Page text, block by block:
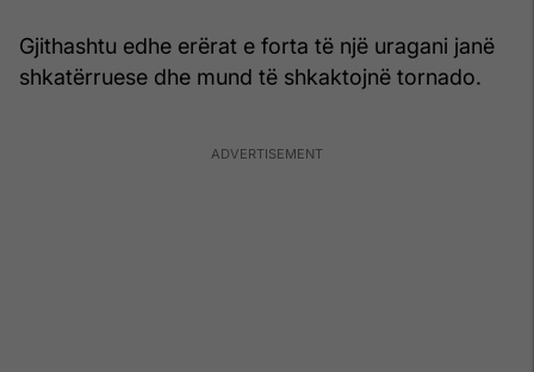
Gjithashtu edhe erërat e forta të një uragani janë
shkatërruese dhe mund të shkaktojnë tornado.